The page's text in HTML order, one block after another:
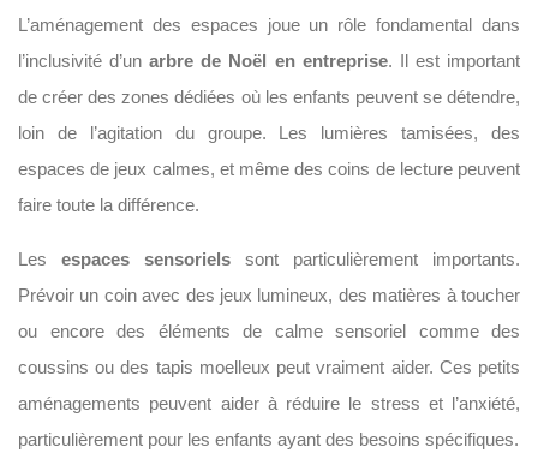
L’aménagement des espaces joue un rôle fondamental dans
l’inclusivité d’unarbre de Noël en entreprise. Il est important
de créer des zones dédiées où les enfants peuvent se détendre,
loin de l’agitation du groupe. Les lumières tamisées, des
espaces de jeux calmes, et même des coins de lecture peuvent
faire toute la différence.
Les espaces sensoriels sont particulièrement importants.
Prévoir un coin avec des jeux lumineux, des matières à toucher
ou encore des éléments de calme sensoriel comme des
coussins ou des tapis moelleux peut vraiment aider. Ces petits
aménagements peuvent aider à réduire le stress et l’anxiété,
particulièrement pour les enfants ayant des besoins spécifiques.